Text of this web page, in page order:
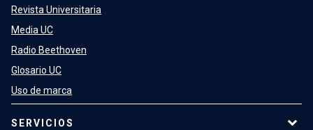
Revista Universitaria
Media UC
Radio Beethoven
Glosario UC
Uso de marca
SERVICIOS